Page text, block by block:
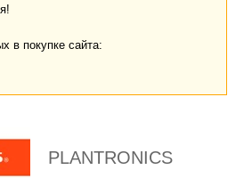
в покупке сайта:
PLANTRONICS